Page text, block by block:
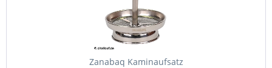
Zanabaq Kaminaufsatz